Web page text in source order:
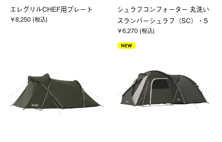
エレグリルCHEF用プレート
￥8,250 (税込)
シュラフコンフォーター 丸洗い
スランバーシュラフ（SC）・5
￥6,270 (税込)
NEW